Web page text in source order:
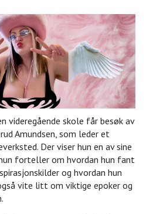
videregående skole får besøk av
Amundsen, som leder et
Der viser hun en av sine
forteller om hvordan hun fant
og hvordan hun
vite litt om viktige epoker og